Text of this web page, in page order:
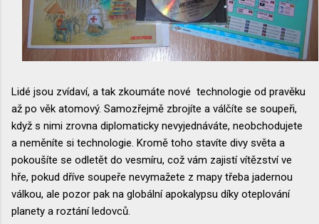
Lidé jsou zvídaví, a tak zkoumáte nové technologie od pravěku
až po věk atomový. Samozřejmě zbrojíte a válčíte se soupeři,
když s nimi zrovna diplomaticky nevyjednáváte, neobchodujete
a neměníte si technologie. Kromě toho stavíte divy světa a
pokoušíte se odletět do vesmíru, což vám zajistí vítězství ve
hře, pokud dříve soupeře nevymažete z mapy třeba jadernou
válkou, ale pozor pak na globální apokalypsu díky oteplování
planety a roztání ledovců.